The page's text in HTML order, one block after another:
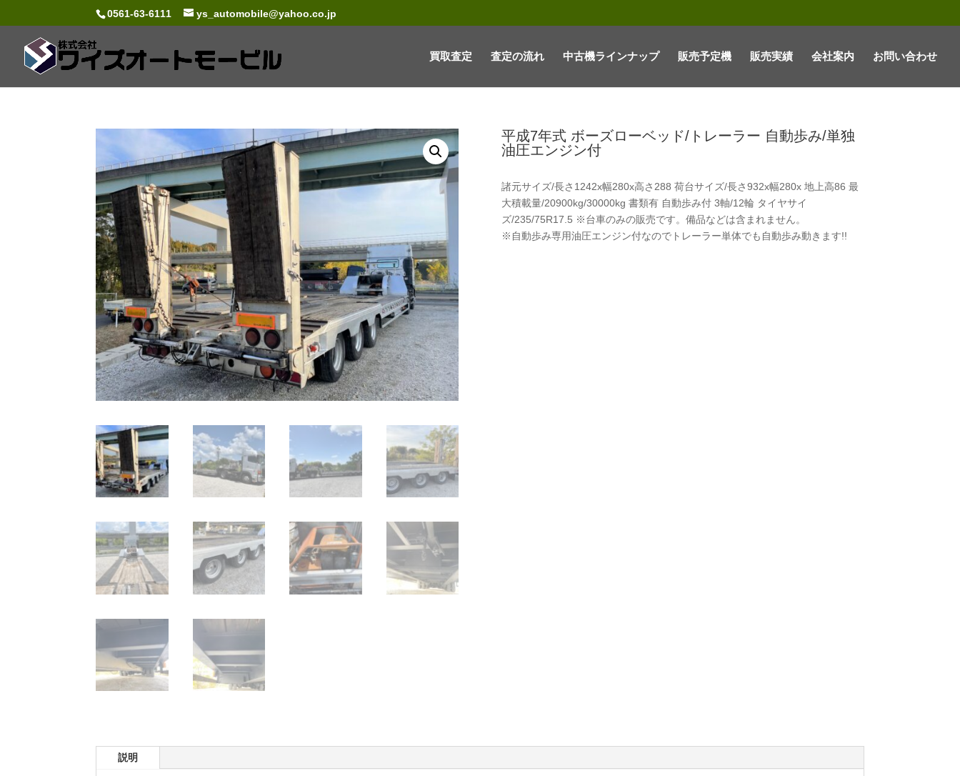
0561-63-6111 ys_automobile@yahoo.co.jp
買取査定 査定の流れ 中古機ラインナップ 販売予定機 販売実績 会社案内 お問い合わせ
平成7年式 ボーズローベッド/トレーラー 自動歩み/単独
油圧エンジン付
諸元サイズ/長さ1242x幅280x高さ288 荷台サイズ/長さ932x幅280x 地上高86 最
大積載量/20900kg/30000kg 書類有 自動歩み付 3軸/12輪 タイヤサイ
ズ/235/75R17.5 ※台車のみの販売です。備品などは含まれません。
※自動歩み専用油圧エンジン付なのでトレーラー単体でも自動歩み動きます!!
説明